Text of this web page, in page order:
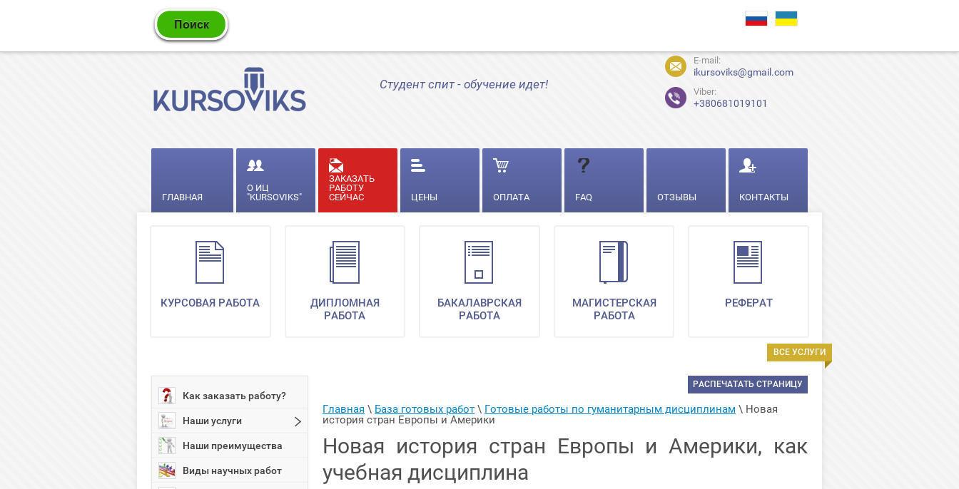
Студент спит - обучение идет!
E-mail:
ikursoviks@gmail.com
Viber:
+380681019101
ГЛАВНАЯ
О ИЦ
"KURSOVIKS"
ЗАКАЗАТЬ
РАБОТУ
СЕЙЧАС
ЦЕНЫ ОПЛАТА FAQ ОТЗЫВЫ КОНТАКТЫ
ВСЕ УСЛУГИ
КУРСОВАЯ РАБОТА
ДИПЛОМНАЯ
РАБОТА
БАКАЛАВРСКАЯ
РАБОТА
МАГИСТЕРСКАЯ
РАБОТА
РЕФЕРАТ
Как заказать работу?
Наши услуги
Наши преимущества
Виды научных работ
РАСПЕЧАТАТЬ СТРАНИЦУ
Главная \ База готовых работ \ Готовые работы по гуманитарным дисциплинам \ Новая
история стран Европы и Америки
Новая история стран Европы и Америки, как
учебная дисциплина